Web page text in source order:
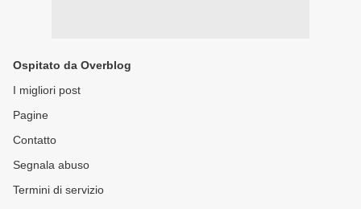
Ospitato da Overblog
I migliori post
Pagine
Contatto
Segnala abuso
Termini di servizio